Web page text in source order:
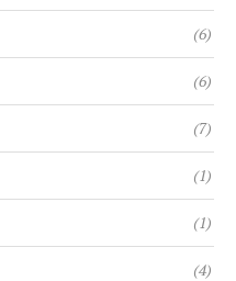
(6)
(6)
(7)
(1)
(1)
(4)